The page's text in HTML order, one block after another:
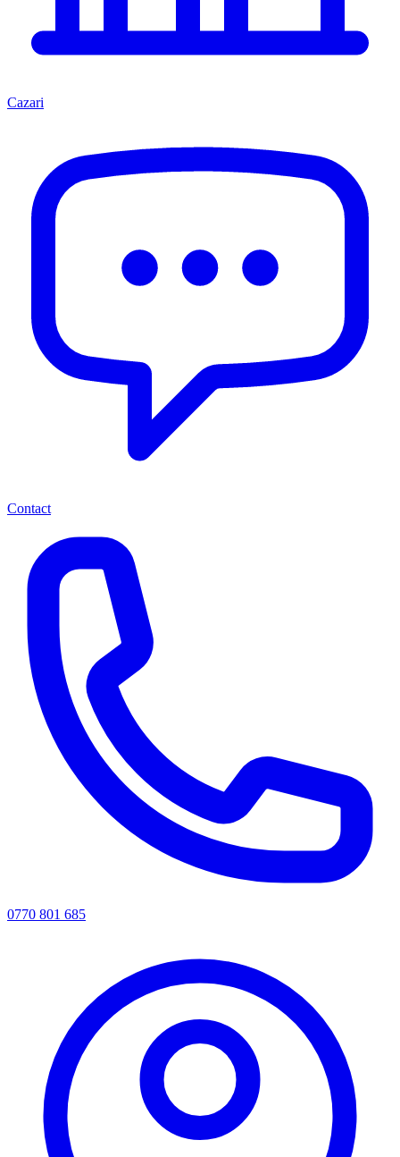
Cazari
Contact
0770 801 685